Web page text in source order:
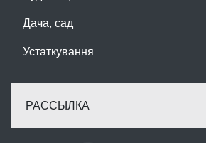
Дача, сад
Устаткування
РАССЫЛКА